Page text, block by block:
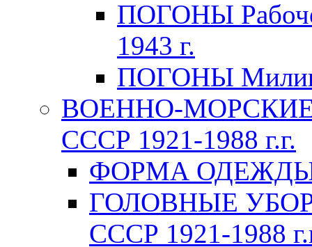
ПОГОНЫ
1943 г.
ПОГОНЫ
ВОЕННО-
СССР 1921-1988 г.г.
ФОРМА ОДЕЖДЫ
ГОЛОВНЫЕ
СССР 1921-1988